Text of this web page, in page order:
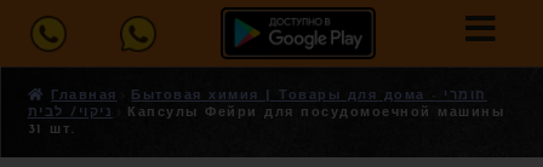
Главная
Бытовая химия | Товары для дома - חומרי
ניקוי/ לבית
Капсулы Фейри для посудомоечной машины
31 шт.